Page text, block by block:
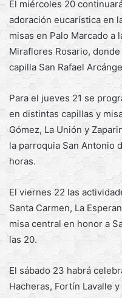
El miércoles 20
adoración eucarística en
misas en Palo Marcado a
Miraflores Rosario,
capilla San Rafael
Para el jueves 21 se
en distintas capillas y
Gómez, La Unión y
la parroquia San Antonio
horas.
El viernes 22 las
Santa Carmen, La
misa central en honor a
las 20.
El sábado 23 habrá
Hacheras, Fortín Lavalle